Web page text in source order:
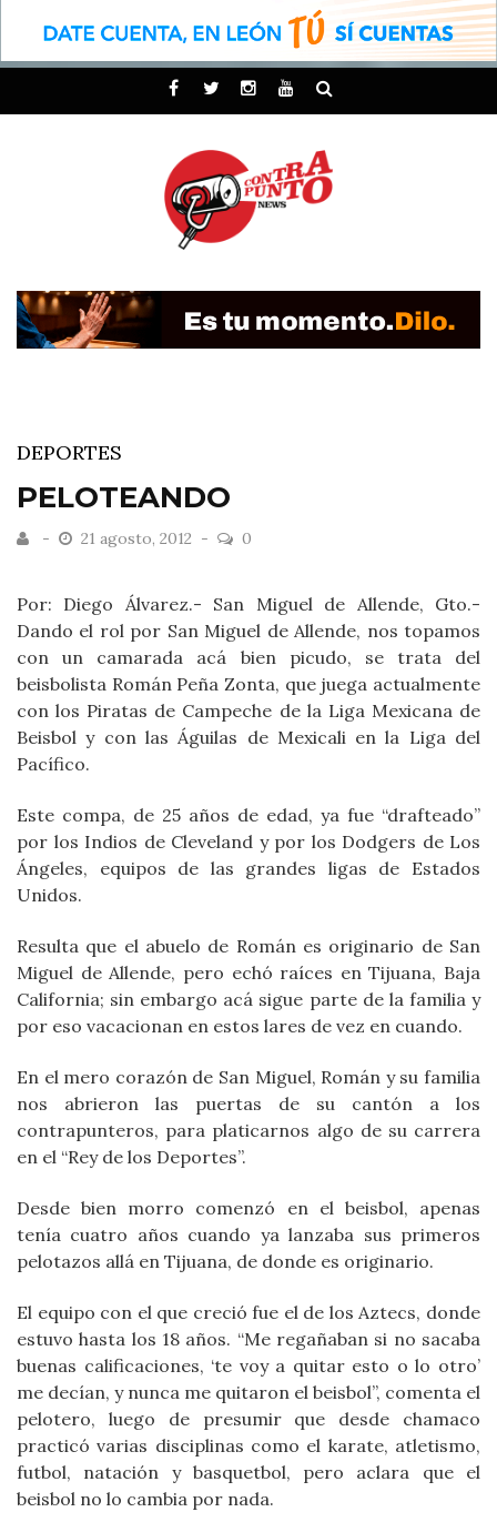
DEPORTES
PELOTEANDO
21 agosto, 2012 0
Por: Diego Álvarez.- San Miguel de Allende, Gto.-
Dando el rol por San Miguel de Allende, nos topamos
con un camarada acá bien picudo, se trata del
beisbolista Román Peña Zonta, que juega actualmente
con los Piratas de Campeche de la Liga Mexicana de
Beisbol y con las Águilas de Mexicali en la Liga del
Pacífico.
Este compa, de 25 años de edad, ya fue “drafteado”
por los Indios de Cleveland y por los Dodgers de Los
Ángeles, equipos de las grandes ligas de Estados
Unidos.
Resulta que el abuelo de Román es originario de San
Miguel de Allende, pero echó raíces en Tijuana, Baja
California; sin embargo acá sigue parte de la familia y
por eso vacacionan en estos lares de vez en cuando.
En el mero corazón de San Miguel, Román y su familia
nos abrieron las puertas de su cantón a los
contrapunteros, para platicarnos algo de su carrera
en el “Rey de los Deportes”.
Desde bien morro comenzó en el beisbol, apenas
tenía cuatro años cuando ya lanzaba sus primeros
pelotazos allá en Tijuana, de donde es originario.
El equipo con el que creció fue el de los Aztecs, donde
estuvo hasta los 18 años. “Me regañaban si no sacaba
buenas calificaciones, ‘te voy a quitar esto o lo otro’
me decían, y nunca me quitaron el beisbol”, comenta el
pelotero, luego de presumir que desde chamaco
practicó varias disciplinas como el karate, atletismo,
futbol, natación y basquetbol, pero aclara que el
beisbol no lo cambia por nada.